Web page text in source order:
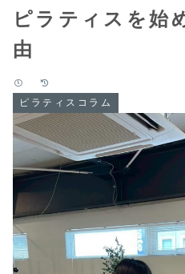
ピラティスを始
由
ピラティスコラム